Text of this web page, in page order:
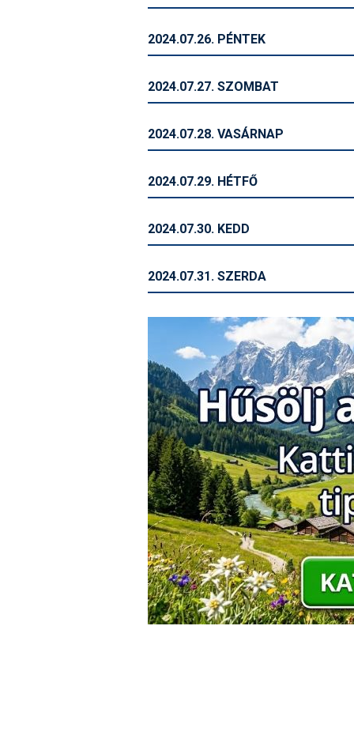
2024.07.26. PÉNTEK
2024.07.27. SZOMBAT
2024.07.28. VASÁRNAP
2024.07.29. HÉTFŐ
2024.07.30. KEDD
2024.07.31. SZERDA